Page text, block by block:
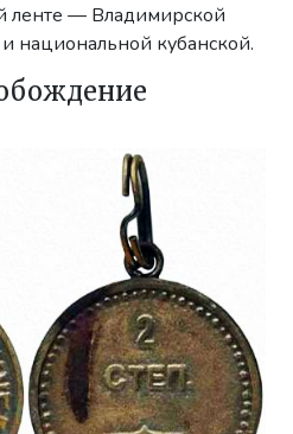
ленте — Владимирской
национальной кубанской.